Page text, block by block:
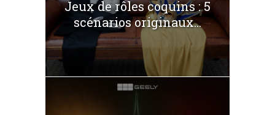
Jeux de rôles coquins : 5
scénarios originaux...